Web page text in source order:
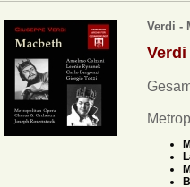
Verdi -
Verdi